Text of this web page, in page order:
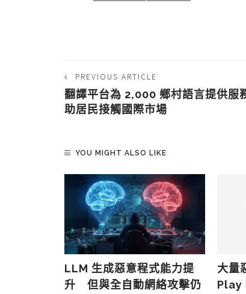
PREVIOUS ARTICLE
翻譯平台為 2,000 鄉村語言提供服
助居民接觸國際市場
YOU MIGHT ALSO LIKE
LLM 生成惡意程式能力提
升 但與全自動網絡攻擊仍
大量